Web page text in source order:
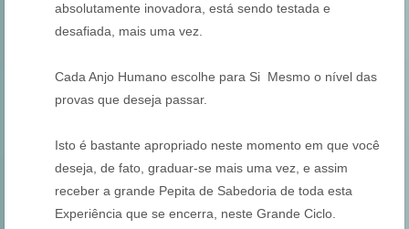
absolutamente inovadora, está sendo testada e
desafiada, mais uma vez.
Cada Anjo Humano escolhe para Si Mesmo o nível das
provas que deseja passar.
Isto é bastante apropriado neste momento em que você
deseja, de fato, graduar-se mais uma vez, e assim
receber a grande Pepita de Sabedoria de toda esta
Experiência que se encerra, neste Grande Ciclo.